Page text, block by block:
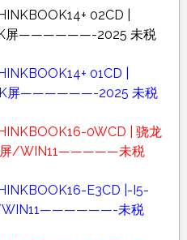
02CD |
屏——————-2025 未税
01CD |
屏——————-2025 未税
0WCD | 骁龙
屏/WIN11—————未税
E3CD |-I5-
/WIN11——————-未税